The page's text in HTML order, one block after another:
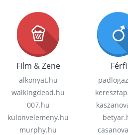
Film & Zene
alkonyat.hu
walkingdead.hu
007.hu
kulonvelemeny.hu
murphy.hu
Férfi